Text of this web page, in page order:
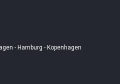
- Hamburg - Kopenhagen